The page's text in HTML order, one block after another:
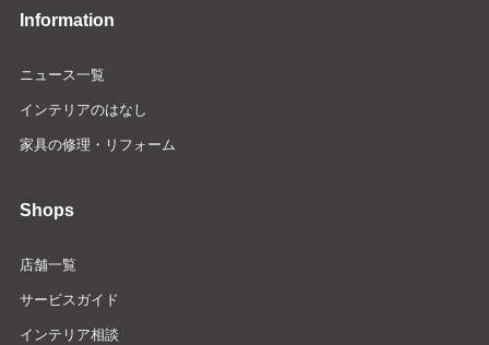
Information
ニュース一覧
インテリアのはなし
家具の修理・リフォーム
Shops
店舗一覧
サービスガイド
インテリア相談